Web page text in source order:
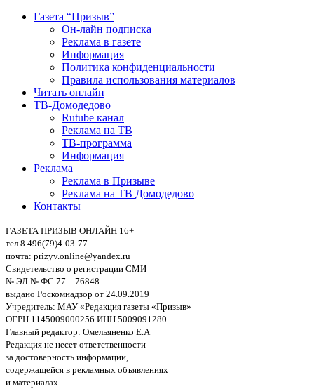
Газета “Призыв”
Он-лайн подписка
Реклама в газете
Информация
Политика конфиденциальности
Правила использования материалов
Читать онлайн
ТВ-Домодедово
Rutube канал
Реклама на ТВ
ТВ-программа
Информация
Реклама
Реклама в Призыве
Реклама на ТВ Домодедово
Контакты
ГАЗЕТА ПРИЗЫВ ОНЛАЙН 16+
тел.8 496(79)4-03-77
почта: prizyv.online@yandex.ru
Свидетельство о регистрации СМИ
№ ЭЛ № ФС 77 – 76848
выдано Роскомнадзор от 24.09.2019
Учредитель: МАУ «Редакция газеты «Призыв»
ОГРН 1145009000256 ИНН 5009091280
Главный редактор: Омельяненко Е.А
Редакция не несет ответственности
за достоверность информации,
содержащейся в рекламных объявлениях
и материалах.